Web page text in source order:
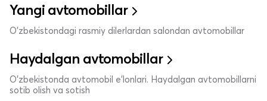
Yangi avtomobillar
O'zbekistondagi rasmiy dilerlardan salondan avtomobillar
Haydalgan avtomobillar
O'zbekistonda avtomobil e’lonlari. Haydalgan avtomobillarni
sotib olish va sotish